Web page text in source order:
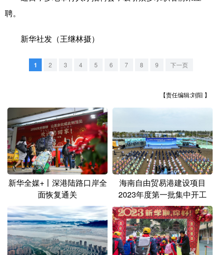
地方频道
辽宁 吉林 上海
浙江 安徽
山东 河南 湖北 湖南
广东 广西 海南 重庆
四川 贵州 云南 西藏
陕西 甘肃 青海 宁夏
新疆 内蒙古 黑龙江
聘。
新华社发（王继林摄）
1 2 3 4 5 6 7 8 9 下一页
【责任编辑:刘阳 】
新华全媒+丨深港陆路口岸全
面恢复通关
海南自由贸易港建设项目
2023年度第一批集中开工